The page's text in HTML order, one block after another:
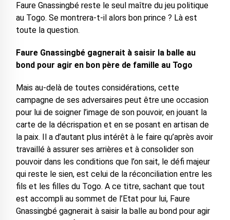
Faure Gnassingbé reste le seul maître du jeu politique
au Togo. Se montrera-t-il alors bon prince ? Là est
toute la question.
Faure Gnassingbé gagnerait à saisir la balle au
bond pour agir en bon père de famille au Togo
Mais au-delà de toutes considérations, cette
campagne de ses adversaires peut être une occasion
pour lui de soigner l’image de son pouvoir, en jouant la
carte de la décrispation et en se posant en artisan de
la paix. Il a d’autant plus intérêt à le faire qu’après avoir
travaillé à assurer ses arrières et à consolider son
pouvoir dans les conditions que l’on sait, le défi majeur
qui reste le sien, est celui de la réconciliation entre les
fils et les filles du Togo. A ce titre, sachant que tout
est accompli au sommet de l’Etat pour lui, Faure
Gnassingbé gagnerait à saisir la balle au bond pour agir